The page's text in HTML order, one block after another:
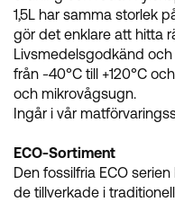
1,5L har samma storlek
gör det enklare att hitta
Livsmedelsgodkänd och
från -40°C till +120°C
och mikrovågsugn.
Ingår i vår
ECO-Sortiment
Den fossilfria ECO
de tillverkade i